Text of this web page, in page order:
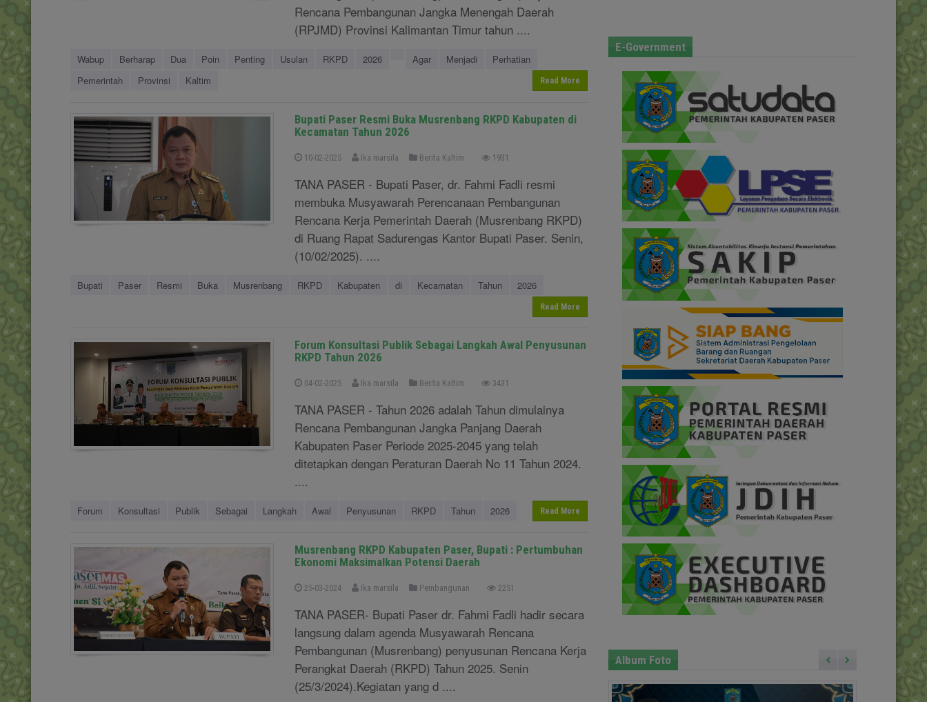
Rencana Pembangunan Jangka Menengah Daerah
(RPJMD) Provinsi Kalimantan Timur tahun ....
Wabup Berharap Dua Poin Penting Usulan RKPD 2026 Agar Menjadi
Perhatian
Pemerintah
Provinsi Kaltim Read More
Bupati Paser Resmi Buka Musrenbang RKPD Kabupaten di
Kecamatan Tahun 2026
10-02-2025 Ika marsila Berita Kaltim 1931
TANA PASER - Bupati Paser, dr. Fahmi Fadli resmi
membuka Musyawarah Perencanaan Pembangunan
Rencana Kerja Pemerintah Daerah (Musrenbang RKPD)
di Ruang Rapat Sadurengas Kantor Bupati Paser. Senin,
(10/02/2025). ....
Bupati Paser Resmi Buka Musrenbang RKPD Kabupaten di Kecamatan Tahun 2026
Read More
Forum Konsultasi Publik Sebagai Langkah Awal Penyusunan
RKPD Tahun 2026
04-02-2025 Ika marsila Berita Kaltim 3431
TANA PASER - Tahun 2026 adalah Tahun dimulainya
Rencana Pembangunan Jangka Panjang Daerah
Kabupaten Paser Periode 2025-2045 yang telah
ditetapkan dengan Peraturan Daerah No 11 Tahun 2024.
....
Forum Konsultasi Publik Sebagai Langkah Awal Penyusunan RKPD Tahun 2026 Read More
Musrenbang RKPD Kabupaten Paser, Bupati : Pertumbuhan
Ekonomi Maksimalkan Potensi Daerah
25-03-2024 Ika marsila Pembangunan 2251
TANA PASER- Bupati Paser dr. Fahmi Fadli hadir secara
langsung dalam agenda Musyawarah Rencana
Pembangunan (Musrenbang) penyusunan Rencana Kerja
Perangkat Daerah (RKPD) Tahun 2025. Senin
(25/3/2024).Kegiatan yang d ....
E-Government
Album Foto